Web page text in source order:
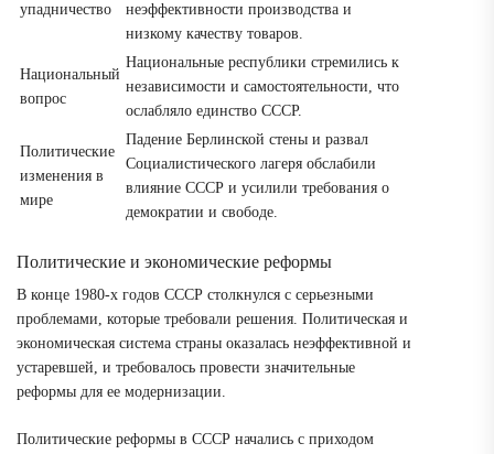
упадничество
неэффективности производства и
низкому качеству товаров.
Национальный
вопрос
Национальные республики стремились к
независимости и самостоятельности, что
ослабляло единство СССР.
Политические
изменения в
мире
Падение Берлинской стены и развал
Социалистического лагеря обслабили
влияние СССР и усилили требования о
демократии и свободе.
Политические и экономические реформы
В конце 1980-х годов СССР столкнулся с серьезными
проблемами, которые требовали решения. Политическая и
экономическая система страны оказалась неэффективной и
устаревшей, и требовалось провести значительные
реформы для ее модернизации.
Политические реформы в СССР начались с приходом